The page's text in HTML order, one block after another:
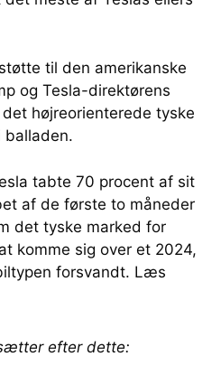
til den amerikanske
og Tesla-direktørens
højreorienterede tyske
tabte 70 procent af sit
af de første to måneder
det tyske marked for
komme sig over et 2024,
forsvandt. Læs
efter dette: